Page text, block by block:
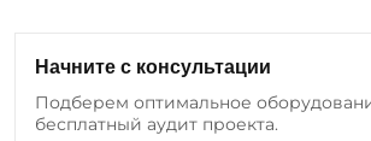
добавляем новые позиции
инструмента, а также
существующие модели.
Начните с консультации
Подберем оптимальное
бесплатный аудит проекта.